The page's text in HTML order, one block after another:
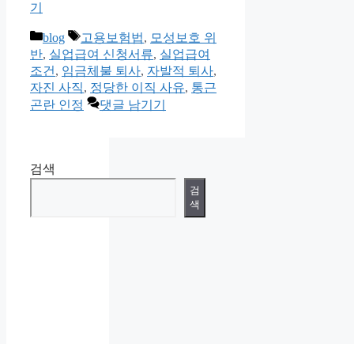
기
카
테
고
리
blog
태
그
고용보험법, 모성보호 위
반, 실업급여 신청서류, 실업급여
조건 , 임금체불 퇴사, 자발적 퇴사,
자진 사직, 정당한 이직 사유, 통근
곤란 인정
댓글 남기기
검색
검
색